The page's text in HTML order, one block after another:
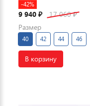
-42%
9 940 ₽ 17 060₽
Размер
40 42 44 46
В корзину